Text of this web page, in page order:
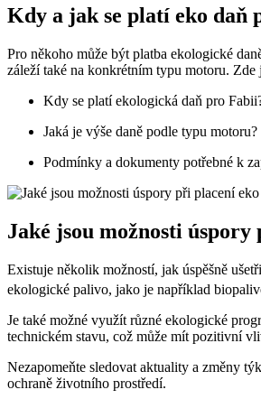
Kdy a jak se platí eko daň
Pro někoho může být platba ekologické
záleží také na konkrétním typu motoru.
Kdy se platí ekologická daň pro
Jaká je výše daně podle typu motoru?
Podmínky a dokumenty potřebné k
Jaké jsou možnosti
Existuje několik možností, jak úspěšně
ekologické palivo, jako je například
Je také možné využít různé ekologické
technickém stavu, což může mít pozitivní
Nezapomeňte sledovat aktuality a změny
ochraně životního prostředí.